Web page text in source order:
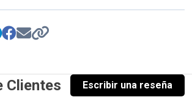
Clientes Escribir una reseña